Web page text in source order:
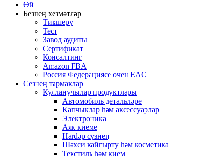
Өй
Безнең хезмәтләр
Тикшерү
Тест
Завод аудиты
Сертификат
Консалтинг
Amazon FBA
Россия Федерациясе өчен EAC
Сезнең тармаклар
Кулланучылар продуктлары
Автомобиль детальләре
Капчыклар һәм аксессуарлар
Электроника
Аяк киеме
Hardәр сүзнең
Шәхси кайгырту һәм косметика
Текстиль һәм кием